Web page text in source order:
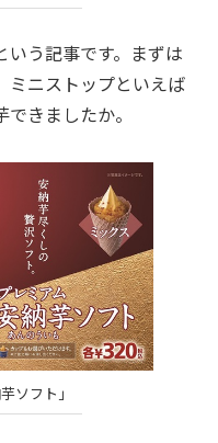
う記事です。まずは
ミニストップといえば
きましたか。
ソフト」